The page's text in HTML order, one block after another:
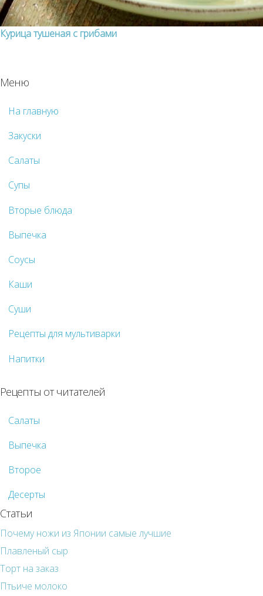
Курица тушеная с грибами
Меню
На главную
Закуски
Салаты
Супы
Вторые блюда
Выпечка
Соусы
Каши
Суши
Рецепты для мультиварки
Напитки
Рецепты от читателей
Салаты
Выпечка
Второе
Десерты
Статьи
Почему ножи из Японии самые лучшие
Плавленый сыр
Торт на заказ
Птьиче молоко